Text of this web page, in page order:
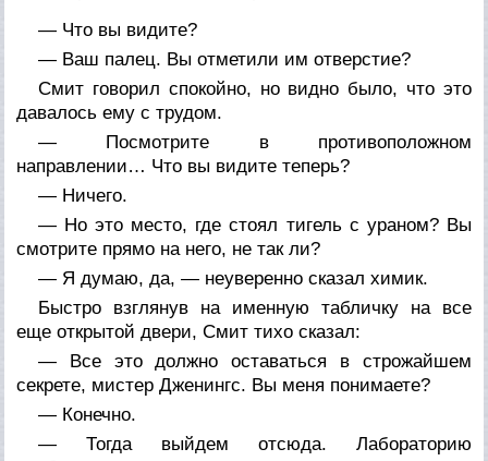
— Что вы видите?
— Ваш палец. Вы отметили им отверстие?
Смит говорил спокойно, но видно было, что это
давалось ему с трудом.
— Посмотрите в противоположном
направлении… Что вы видите теперь?
— Ничего.
— Но это место, где стоял тигель с ураном? Вы
смотрите прямо на него, не так ли?
— Я думаю, да, — неуверенно сказал химик.
Быстро взглянув на именную табличку на все
еще открытой двери, Смит тихо сказал:
— Все это должно оставаться в строжайшем
секрете, мистер Дженингс. Вы меня понимаете?
— Конечно.
— Тогда выйдем отсюда. Лабораторию